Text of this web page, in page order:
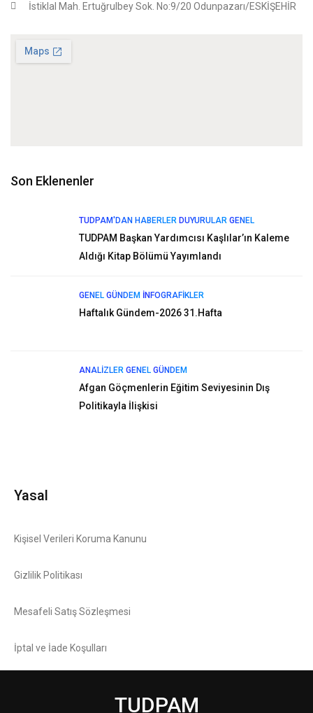
İstiklal Mah. Ertuğrulbey Sok. No:9/20 Odunpazarı/ESKİŞEHİR
Son Eklenenler
TUDPAM'DAN HABERLER DUYURULAR GENEL
TUDPAM Başkan Yardımcısı Kaşlılar’ın Kaleme
Aldığı Kitap Bölümü Yayımlandı
GENEL GÜNDEM İNFOGRAFIKLER
Haftalık Gündem-2026 31.Hafta
ANALIZLER GENEL GÜNDEM
Afgan Göçmenlerin Eğitim Seviyesinin Dış
Politikayla İlişkisi
Yasal
Kişisel Verileri Koruma Kanunu
Gizlilik Politikası
Mesafeli Satış Sözleşmesi
İptal ve İade Koşulları
TUDPAM